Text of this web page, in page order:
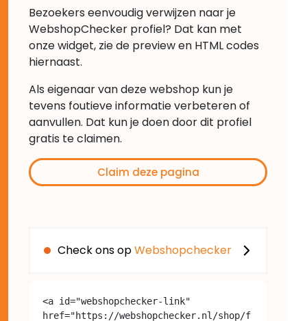
Bezoekers eenvoudig verwijzen naar je
WebshopChecker profiel? Dat kan met
onze widget, zie de preview en HTML codes
hiernaast.
Als eigenaar van deze webshop kun je
tevens foutieve informatie verbeteren of
aanvullen. Dat kun je doen door dit profiel
gratis te claimen.
Claim deze pagina
Check ons opWebshopchecker
<a id="webshopchecker-link"
href="https://webshopchecker.nl/shop/f